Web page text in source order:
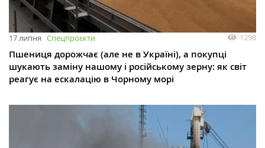
17 липня Спецпроєкти 1298
Пшениця дорожчає (але не в Україні), а покупці
шукають заміну нашому і російському зерну: як світ
реагує на ескалацію в Чорному морі